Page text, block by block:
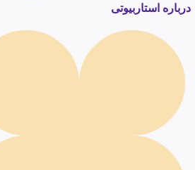
درباره استاربیوتی